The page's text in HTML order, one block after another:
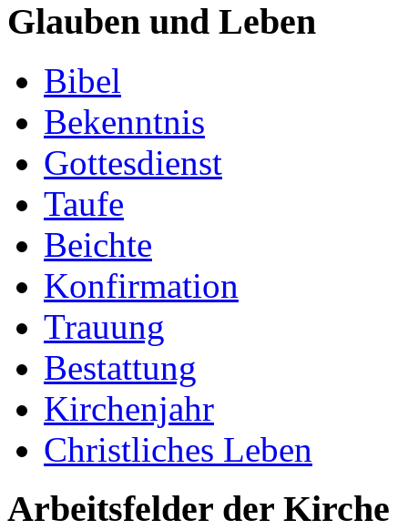
Glauben und Leben
Bibel
Bekenntnis
Gottesdienst
Taufe
Beichte
Konfirmation
Trauung
Bestattung
Kirchenjahr
Christliches Leben
Arbeitsfelder der Kirche